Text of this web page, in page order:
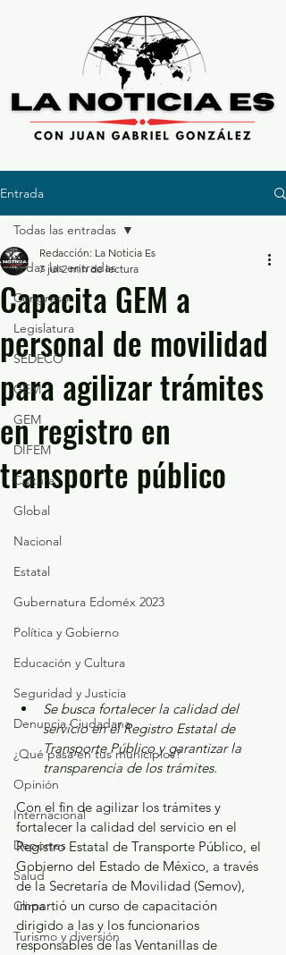
Entrada
Todas las entradas
Congreso
Legislatura
SEDECO
GEM
GEM
DIFEM
Cultura
Global
Nacional
Estatal
Gubernatura Edoméx 2023
Política y Gobierno
Educación y Cultura
Seguridad y Justicia
Denuncia Ciudadana
¿Qué pasa en tus municipios?
Opinión
Internacional
Deportes
Salud
Clima
Turismo y diversión
Todas las entradas
Capacita GEM a
personal de movilidad
para agilizar trámites
en registro en
transporte público
Redacción: La Noticia Es
7 jul 2 min de lectura
Se busca fortalecer la calidad del
servicio en el Registro Estatal de
Transporte Público y garantizar la
transparencia de los trámites.
Con el fin de agilizar los trámites y
fortalecer la calidad del servicio en el
Registro Estatal de Transporte Público, el
Gobierno del Estado de México, a través
de la Secretaría de Movilidad (Semov),
impartió un curso de capacitación
dirigido a las y los funcionarios
responsables de las Ventanillas de